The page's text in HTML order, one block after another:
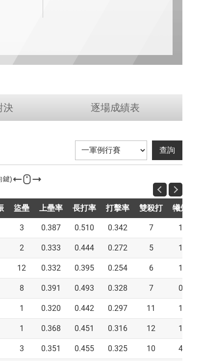
決 逐場成績表
盜壘 上壘率 長打率 打擊率 雙殺打 犧短
3 0.387 0.510 0.342 7 1
2 0.333 0.444 0.272 5 1
12 0.332 0.395 0.254 6 1
8 0.391 0.493 0.328 7 0
1 0.320 0.442 0.297 11 1
1 0.368 0.451 0.316 12 1
3 0.351 0.455 0.325 10 4